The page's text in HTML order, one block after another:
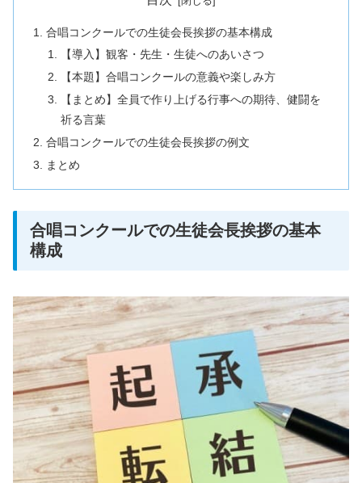
合唱コンクールでの生徒会長挨拶の基本構成
【導入】観客・先生・生徒へのあいさつ
【本題】合唱コンクールの意義や楽しみ方
【まとめ】全員で作り上げる行事への期待、健闘を
祈る言葉
合唱コンクールでの生徒会長挨拶の例文
まとめ
合唱コンクールでの生徒会長挨拶の基本
構成